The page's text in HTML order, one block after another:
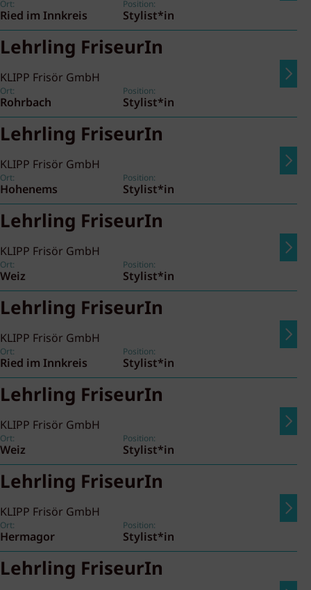
Ort:
Ried im Innkreis
Position:
Stylist*in
Lehrling FriseurIn
KLIPP Frisör GmbH
Ort:
Rohrbach
Position:
Stylist*in
Lehrling FriseurIn
KLIPP Frisör GmbH
Ort:
Hohenems
Position:
Stylist*in
Lehrling FriseurIn
KLIPP Frisör GmbH
Ort:
Weiz
Position:
Stylist*in
Lehrling FriseurIn
KLIPP Frisör GmbH
Ort:
Ried im Innkreis
Position:
Stylist*in
Lehrling FriseurIn
KLIPP Frisör GmbH
Ort:
Weiz
Position:
Stylist*in
Lehrling FriseurIn
KLIPP Frisör GmbH
Ort:
Hermagor
Position:
Stylist*in
Lehrling FriseurIn